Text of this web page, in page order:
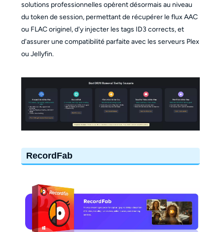
solutions professionnelles opèrent désormais au niveau
du token de session, permettant de récupérer le flux AAC
ou FLAC originel, d'y injecter les tags ID3 corrects, et
d'assurer une compatibilité parfaite avec les serveurs Plex
ou Jellyfin.
RecordFab